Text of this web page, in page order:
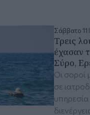
Σάββατο 11
Τρεις
έχασαν
Σύρο,
Οι σοροί
σε
υπηρεσία